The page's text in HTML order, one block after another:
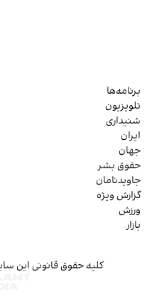
برنامه‌ها
تلویزیون
شنیداری
ایران
جهان
حقوق بشر
جاویدنامان
گزارش ویژه
ورزش
بازار
کلیه حقوق قانونی این